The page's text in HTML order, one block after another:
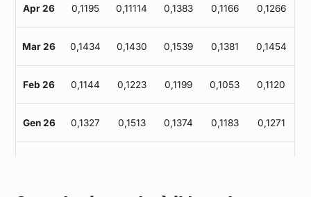
Febbraio 2022 0,211
Gennaio 2022 0,224
Apr 26 0,1195 0,11114 0,1383 0,1166 0,1266
Mar 26 0,1434 0,1430 0,1539 0,1381 0,1454
Feb 26 0,1144 0,1223 0,1199 0,1053 0,1120
Gen 26 0,1327 0,1513 0,1374 0,1183 0,1271